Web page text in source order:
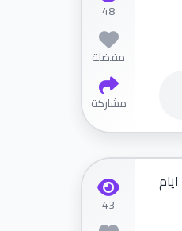
48
مفضلة
مشاركة
ايام
43